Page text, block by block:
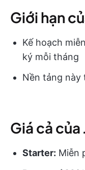
Giới hạn
Kế hoạch
ký mỗi tháng
Nền tảng
Giá cả
Starter: Miễn